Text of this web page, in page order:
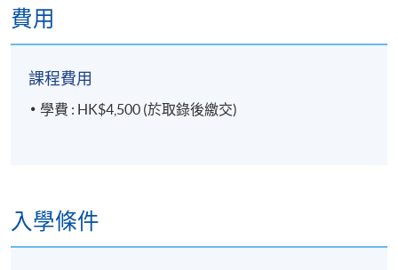
費用
課程費用
學費 : HK$4,500 (於取錄後繳交)
入學條件